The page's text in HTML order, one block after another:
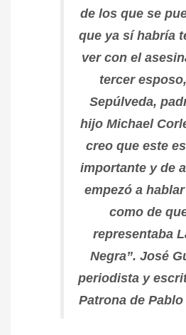
de los que se
que ya sí habría
ver con el
tercer
Sepúlveda,
hijo Michael
creo que este
importante y de
empezó a
como de
representaba
Negra”. José
periodista y
Patrona de